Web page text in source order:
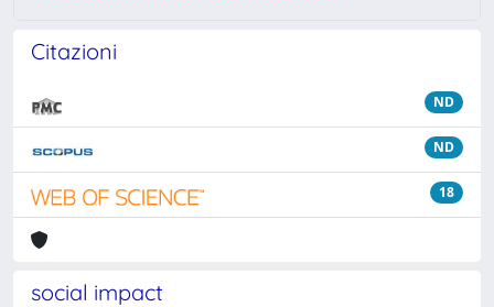
Citazioni
ND
ND
18
social impact